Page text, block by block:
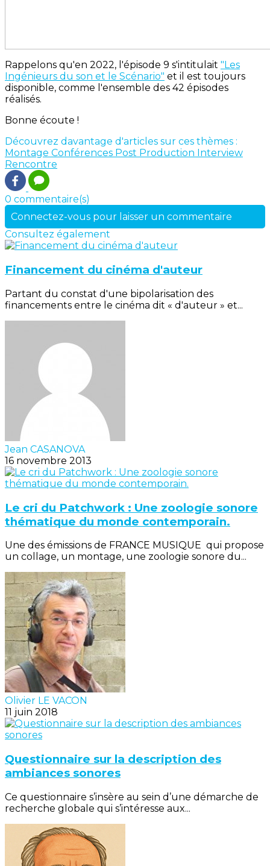
Rappelons qu'en 2022, l'épisode 9 s'intitulait "Les
Ingénieurs du son et le Scénario" et il est toujours
disponible, comme l'ensemble des 42 épisodes
réalisés.
Bonne écoute !
Découvrez davantage d'articles sur ces thèmes :
Montage Conférences Post Production Interview
Rencontre
0 commentaire(s)
Connectez-vous pour laisser un commentaire
Consultez également
Financement du cinéma d'auteur
Partant du constat d'une bipolarisation des
financements entre le cinéma dit « d'auteur » et...
Jean CASANOVA
16 novembre 2013
Le cri du Patchwork : Une zoologie sonore
thématique du monde contemporain.
Une des émissions de FRANCE MUSIQUE qui propose
un collage, un montage, une zoologie sonore du...
Olivier LE VACON
11 juin 2018
Questionnaire sur la description des
ambiances sonores
Ce questionnaire s’insère au sein d’une démarche de
recherche globale qui s’intéresse aux...